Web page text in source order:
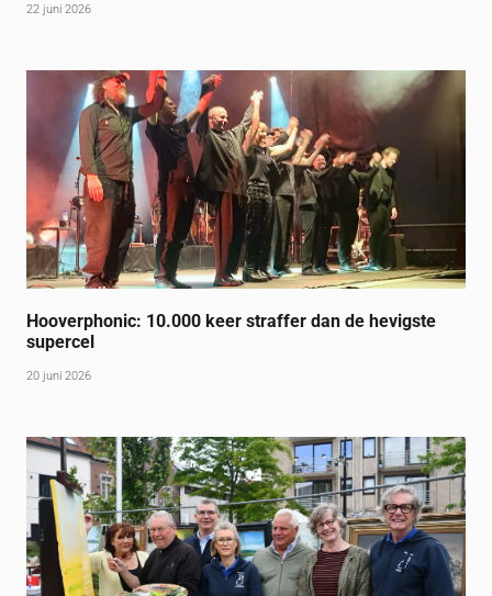
22 juni 2026
Hooverphonic: 10.000 keer straffer dan de hevigste
supercel
20 juni 2026